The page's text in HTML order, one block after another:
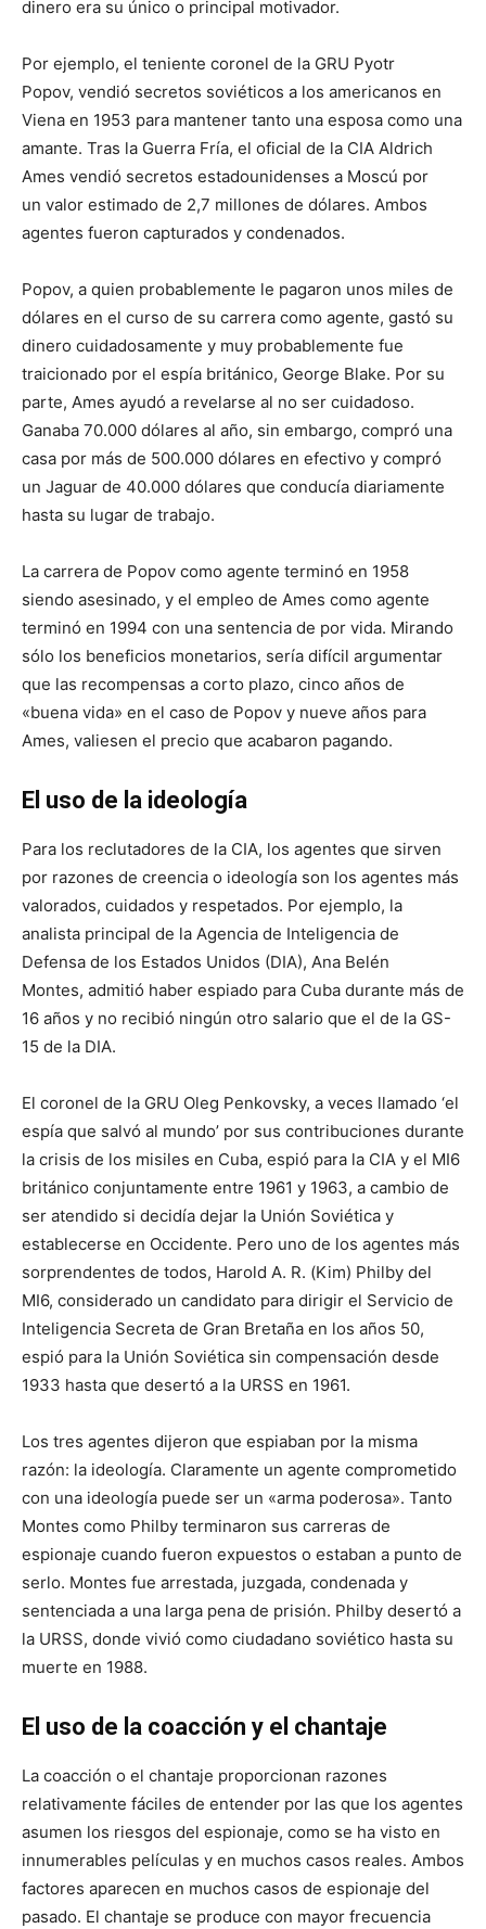
dinero era su único o principal motivador.
Por ejemplo, el teniente coronel de la GRU Pyotr
Popov, vendió secretos soviéticos a los americanos en
Viena en 1953 para mantener tanto una esposa como una
amante. Tras la Guerra Fría, el oficial de la CIA Aldrich
Ames vendió secretos estadounidenses a Moscú por
un valor estimado de 2,7 millones de dólares. Ambos
agentes fueron capturados y condenados.
Popov, a quien probablemente le pagaron unos miles de
dólares en el curso de su carrera como agente, gastó su
dinero cuidadosamente y muy probablemente fue
traicionado por el espía británico, George Blake. Por su
parte, Ames ayudó a revelarse al no ser cuidadoso.
Ganaba 70.000 dólares al año, sin embargo, compró una
casa por más de 500.000 dólares en efectivo y compró
un Jaguar de 40.000 dólares que conducía diariamente
hasta su lugar de trabajo.
La carrera de Popov como agente terminó en 1958
siendo asesinado, y el empleo de Ames como agente
terminó en 1994 con una sentencia de por vida. Mirando
sólo los beneficios monetarios, sería difícil argumentar
que las recompensas a corto plazo, cinco años de
«buena vida» en el caso de Popov y nueve años para
Ames, valiesen el precio que acabaron pagando.
El uso de la ideología
Para los reclutadores de la CIA, los agentes que sirven
por razones de creencia o ideología son los agentes más
valorados, cuidados y respetados. Por ejemplo, la
analista principal de la Agencia de Inteligencia de
Defensa de los Estados Unidos (DIA), Ana Belén
Montes, admitió haber espiado para Cuba durante más de
16 años y no recibió ningún otro salario que el de la GS-
15 de la DIA.
El coronel de la GRU Oleg Penkovsky, a veces llamado ‘el
espía que salvó al mundo’ por sus contribuciones durante
la crisis de los misiles en Cuba, espió para la CIA y el MI6
británico conjuntamente entre 1961 y 1963, a cambio de
ser atendido si decidía dejar la Unión Soviética y
establecerse en Occidente. Pero uno de los agentes más
sorprendentes de todos, Harold A. R. (Kim) Philby del
MI6, considerado un candidato para dirigir el Servicio de
Inteligencia Secreta de Gran Bretaña en los años 50,
espió para la Unión Soviética sin compensación desde
1933 hasta que desertó a la URSS en 1961.
Los tres agentes dijeron que espiaban por la misma
razón: la ideología. Claramente un agente comprometido
con una ideología puede ser un «arma poderosa». Tanto
Montes como Philby terminaron sus carreras de
espionaje cuando fueron expuestos o estaban a punto de
serlo. Montes fue arrestada, juzgada, condenada y
sentenciada a una larga pena de prisión. Philby desertó a
la URSS, donde vivió como ciudadano soviético hasta su
muerte en 1988.
El uso de la coacción y el chantaje
La coacción o el chantaje proporcionan razones
relativamente fáciles de entender por las que los agentes
asumen los riesgos del espionaje, como se ha visto en
innumerables películas y en muchos casos reales. Ambos
factores aparecen en muchos casos de espionaje del
pasado. El chantaje se produce con mayor frecuencia